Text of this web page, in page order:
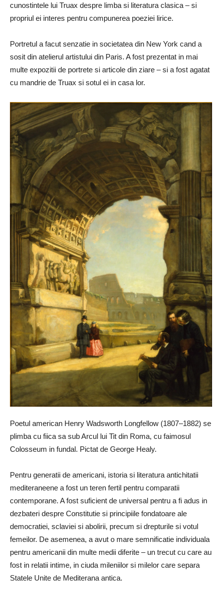
cunostintele lui Truax despre limba si literatura clasica – si
propriul ei interes pentru compunerea poeziei lirice.
Portretul a facut senzatie in societatea din New York cand a
sosit din atelierul artistului din Paris. A fost prezentat in mai
multe expozitii de portrete si articole din ziare – si a fost agatat
cu mandrie de Truax si sotul ei in casa lor.
Poetul american Henry Wadsworth Longfellow (1807–1882) se
plimba cu fiica sa sub Arcul lui Tit din Roma, cu faimosul
Colosseum in fundal. Pictat de George Healy.
Pentru generatii de americani, istoria si literatura antichitatii
mediteraneene a fost un teren fertil pentru comparatii
contemporane. A fost suficient de universal pentru a fi adus in
dezbateri despre Constitutie si principiile fondatoare ale
democratiei, sclaviei si abolirii, precum si drepturile si votul
femeilor. De asemenea, a avut o mare semnificatie individuala
pentru americanii din multe medii diferite – un trecut cu care au
fost in relatii intime, in ciuda mileniilor si milelor care separa
Statele Unite de Mediterana antica.